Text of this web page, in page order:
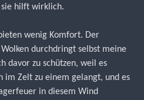
hilft wirklich.
wenig Komfort. Der
durchdringt selbst meine
davor zu schützen, weil es
im Zelt zu einem gelangt, und es
in diesem Wind